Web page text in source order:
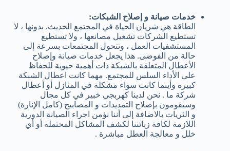
خدمات صيانة و إصلاح الشبكات:
الطاقة هي شريان الحياة في المجتمع الحديث. بدونها ، لا
تستطيع الشركات تشغيل مصانعها ، ولا تستطيع
المستشفيات العمل ، وتتحول المجتمعات بسرعة إلى
حالة من الفوضى. هذا يجعل خدمات صيانة وإصلاح
الأعطال المتعلقة بالشبكة ذات أهمية حيوية للحفاظ
على الأداء السلس للمجتمع. مهما كانت اعطال الشبكة
كبيرة وأينما كانت سواء مشكلة في المنازل أو أعطال
شركة ما . نحن لدينا كهربجي خبير في كل مجال
وسيقومون بإصلاح التمديدات و المصابيح (كامل الإنارة)
و الثريات بالاضافة إلى أننا نؤمن اجراء الصيانة الدورية
اللازمة لكافة زبائننا لكشف المشاكل المحتملة أو أي
خلل و معالجة العطل مباشرة .